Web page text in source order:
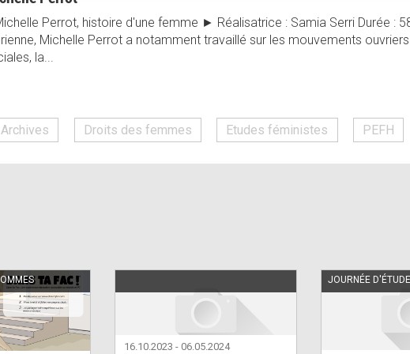
Perrot, histoire d'une femme ► Réalisatrice : Samia Serri Durée :
Michelle Perrot a notamment travaillé sur les mouvements
la...
Archives Droits des femmes Etudes féministes PEFH
16.10.2023 - 06.05.2024
JOURNÉE D'ÉTUDE